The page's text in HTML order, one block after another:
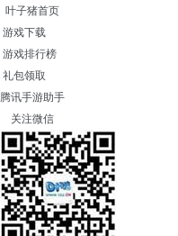
叶子猪首页
游戏下载
游戏排行榜
礼包领取
腾讯手游助手
关注微信